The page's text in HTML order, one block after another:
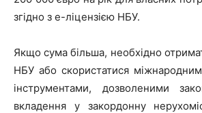
згідно з е-ліцензією НБУ.
Якщо сума більша, необхідно
НБУ або скористатися
інструментами, дозволеними
вкладення у закордонну